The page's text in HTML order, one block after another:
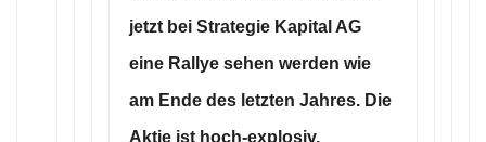
jetzt bei Strategie Kapital AG
eine Rallye sehen werden wie
am Ende des letzten Jahres. Die
Aktie ist hoch-explosiv.